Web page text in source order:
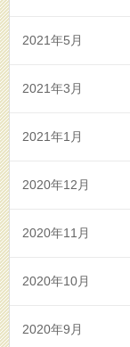
2021年5月
2021年3月
2021年1月
2020年12月
2020年11月
2020年10月
2020年9月